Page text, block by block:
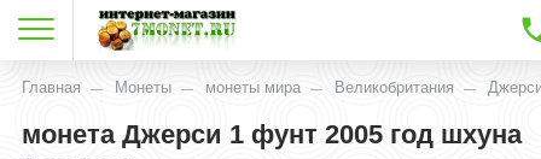
Главная Монеты монеты мира Великобритания
монета Джерси 1 фунт 2005 год шхуна